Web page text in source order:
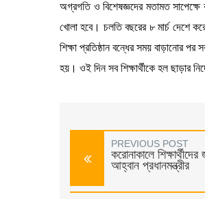
অগ্রগতি ও বিশেষজ্ঞদের মতামত সাপেক্ষে
খোলা হবে। চলতি বছরের ৮ মার্চ দেশে
শিক্ষা প্রতিষ্ঠান বন্ধের সময় বাড়ানোর
হয়। ওই দিন সব শিক্ষার্থীকে হল ছাড়ার
PREVIOUS POST
করোনাকালে
আহ্বান প্রধানমন্ত্রীর